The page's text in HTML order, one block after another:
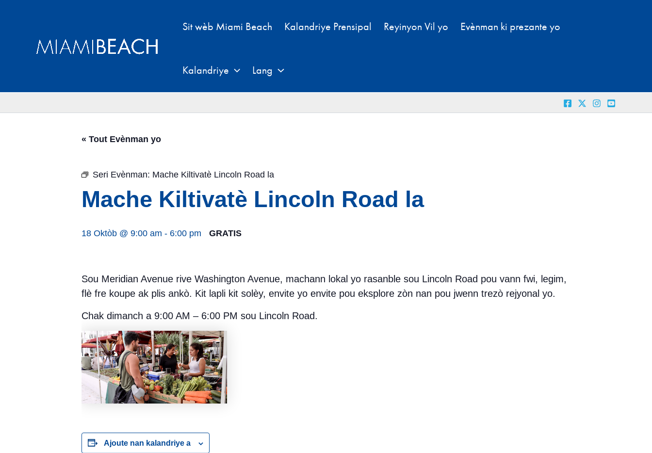
Sit wèb Miami Beach Kalandriye Prensipal Reyinyon Vil yo Evènman ki prezante yo
Kalandriye Lang
« Tout Evènman yo
Seri Evènman: Mache Kiltivatè Lincoln Road la
Mache Kiltivatè Lincoln Road la
18 Oktòb @ 9:00 am - 6:00 pm GRATIS
Sou Meridian Avenue rive Washington Avenue, machann lokal yo rasanble sou Lincoln Road pou vann fwi, legim,
flè fre koupe ak plis ankò. Kit lapli kit solèy, envite yo envite pou eksplore zòn nan pou jwenn trezò rejyonal yo.
Chak dimanch a 9:00 AM – 6:00 PM sou Lincoln Road.
Ajoute nan kalandriye a